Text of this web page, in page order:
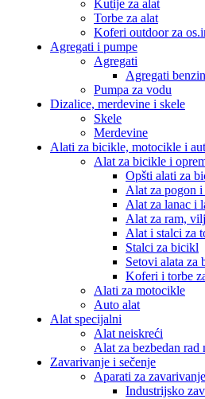
Kutije za alat
Torbe za alat
Koferi outdoor za
Agregati i pumpe
Agregati
Agregati
Pumpa za vodu
Dizalice, merdevine i skele
Skele
Merdevine
Alati za bicikle, motocikle i
Alat za bicikle i
Opšti alati za
Alat za pogon i
Alat za lanac i
Alat za ram,
Alat i stalci za
Stalci za bicikl
Setovi alata za
Koferi i torbe
Alati za motocikle
Auto alat
Alat specijalni
Alat neiskreći
Alat za bezbedan rad
Zavarivanje i sečenje
Aparati za zavarivanje
Industrijsko